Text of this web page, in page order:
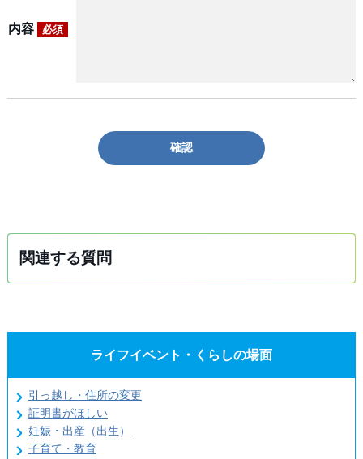
内容 必須
確認
関連する質問
ライフイベント・くらしの場面
引っ越し・住所の変更
証明書がほしい
妊娠・出産（出生）
子育て・教育